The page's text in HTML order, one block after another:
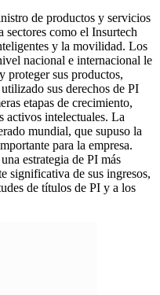
de productos y servicios
sectores como el Insurtech
y la movilidad. Los
nacional e internacional le
proteger sus productos,
sus derechos de PI
etapas de crecimiento,
activos intelectuales. La
mundial, que supuso la
para la empresa.
estrategia de PI más
significativa de sus ingresos,
de títulos de PI y a los